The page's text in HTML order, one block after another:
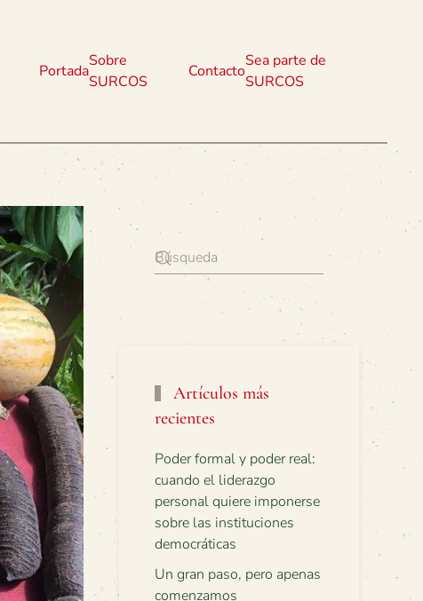
Portada
Sobre
SURCOS
Contacto
Sea parte de
SURCOS
Artículos más
recientes
Poder formal y poder real:
cuando el liderazgo
personal quiere imponerse
sobre las instituciones
democráticas
Un gran paso, pero apenas
comenzamos